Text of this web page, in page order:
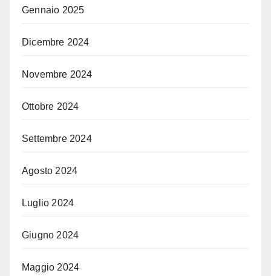
Gennaio 2025
Dicembre 2024
Novembre 2024
Ottobre 2024
Settembre 2024
Agosto 2024
Luglio 2024
Giugno 2024
Maggio 2024